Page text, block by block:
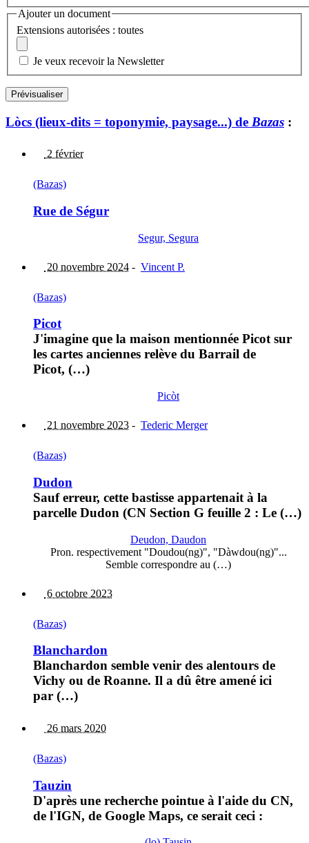
Ajouter un document
Extensions autorisées : toutes
Je veux recevoir la Newsletter
Lòcs (lieux-dits = toponymie, paysage...) de Bazas :
2 février
(Bazas)
Rue de Ségur
Segur, Segura
20 novembre 2024 - Vincent P.
(Bazas)
Picot
J'imagine que la maison mentionnée Picot sur
les cartes anciennes relève du Barrail de
Picot, (…)
Picòt
21 novembre 2023 - Tederic Merger
(Bazas)
Dudon
Sauf erreur, cette bastisse appartenait à la
parcelle Dudon (CN Section G feuille 2 : Le (…)
Deudon, Daudon
Pron. respectivement "Doudou(ng)", "Dàwdou(ng)"...
Semble correspondre au (…)
6 octobre 2023
(Bazas)
Blanchardon
Blanchardon semble venir des alentours de
Vichy ou de Roanne. Il a dû être amené ici
par (…)
26 mars 2020
(Bazas)
Tauzin
D'après une recherche pointue à l'aide du CN,
de l'IGN, de Google Maps, ce serait ceci :